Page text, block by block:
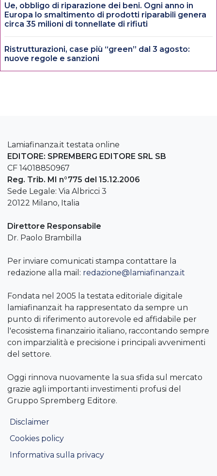
Ue, obbligo di riparazione dei beni. Ogni anno in
Europa lo smaltimento di prodotti riparabili genera
circa 35 milioni di tonnellate di rifiuti
Ristrutturazioni, case più “green” dal 3 agosto:
nuove regole e sanzioni
Lamiafinanza.it testata online
EDITORE: SPREMBERG EDITORE SRL SB
CF 14018850967
Reg. Trib. MI n°775 del 15.12.2006
Sede Legale: Via Albricci 3
20122 Milano, Italia
Direttore Responsabile
Dr. Paolo Brambilla
Per inviare comunicati stampa contattare la
redazione alla mail: redazione@lamiafinanza.it
Fondata nel 2005 la testata editoriale digitale
lamiafinanza.it ha rappresentato da sempre un
punto di riferimento autorevole ed affidabile per
l'ecosistema finanzairio italiano, raccontando sempre
con imparzialità e precisione i principali avvenimenti
del settore.
Oggi rinnova nuovamente la sua sfida sul mercato
grazie agli importanti investimenti profusi del
Gruppo Spremberg Editore.
Disclaimer
Cookies policy
Informativa sulla privacy